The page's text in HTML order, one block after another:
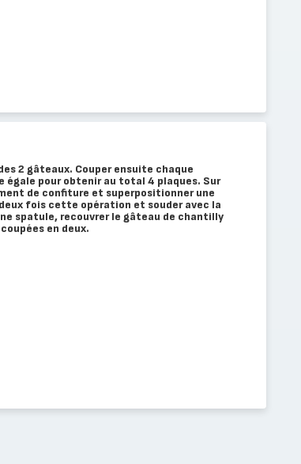
2 gâteaux. Couper ensuite chaque
égale pour obtenir au total 4 plaques. Sur
de confiture et superpositionner une
fois cette opération et souder avec la
spatule, recouvrer le gâteau de chantilly
en deux.